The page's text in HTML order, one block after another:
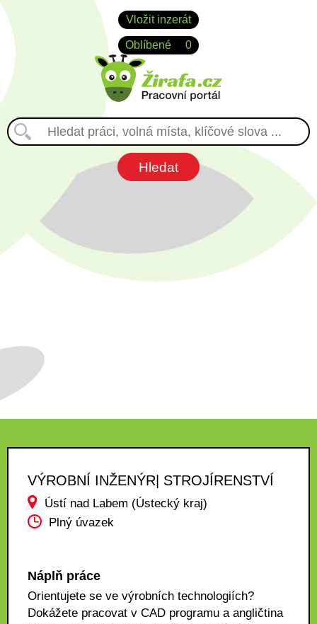
Vložit inzerát
Oblíbené 0
VÝROBNÍ INŽENÝR| STROJÍRENSTVÍ
Ústí nad Labem (Ústecký kraj)
Plný úvazek
Náplň práce
Orientujete se ve výrobních technologiích?
Dokážete pracovat v CAD programu a angličtina